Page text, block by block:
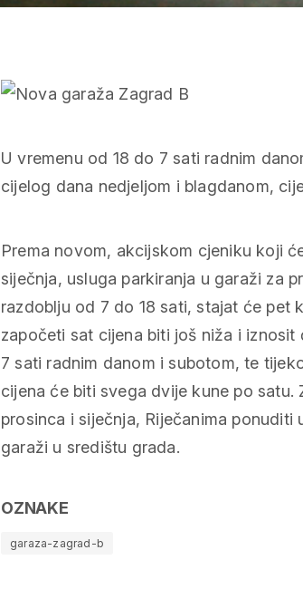
U vremenu od 18 do 7 sati radnim
cijelog dana nedjeljom i blagdanom,
Prema novom, akcijskom cjeniku koji
siječnja, usluga parkiranja u garaži za
razdoblju od 7 do 18 sati, stajat će pet
započeti sat cijena biti još niža i iznosit
7 sati radnim danom i subotom, te
cijena će biti svega dvije kune po
prosinca i siječnja, Riječanima ponuditi
garaži u središtu grada.
OZNAKE
garaza-zagrad-b